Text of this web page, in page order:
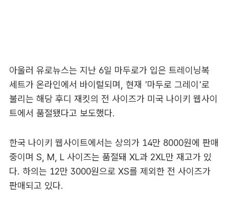
아울러 유로뉴스는 지난 6일 마두로가 입은 트레이닝복
세트가 온라인에서 바이럴되며, 현재 '마두로 그레이'로
불리는 해당 후디 재킷의 전 사이즈가 미국 나이키 웹사이
트에서 품절됐다고 보도했다.
한국 나이키 웹사이트에서는 상의가 14만 8000원에 판매
중이며 S, M, L 사이즈는 품절돼 XL과 2XL만 재고가 있
다. 하의는 12만 3000원으로 XS를 제외한 전 사이즈가
판매되고 있다.